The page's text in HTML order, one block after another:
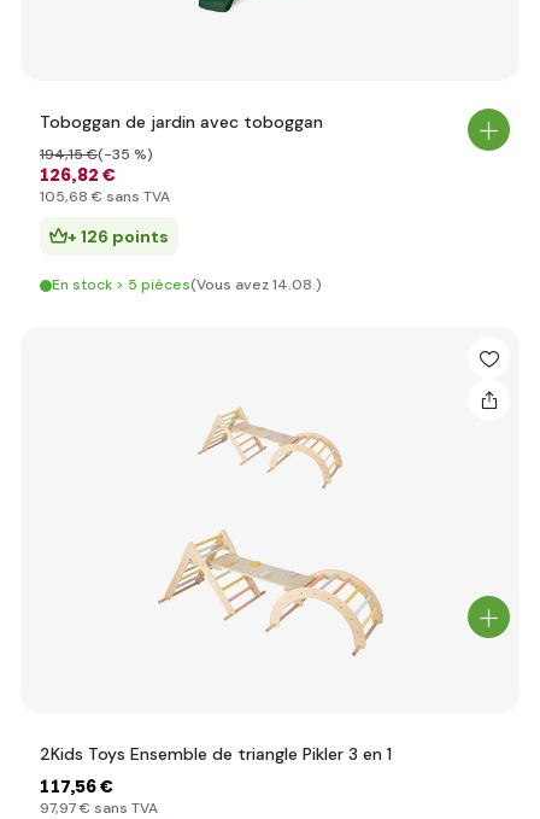
Toboggan de jardin avec toboggan
126,82 €
194,15 €(-35 %)
105,68 € sans TVA
+ 126 points
En stock > 5 pièces(Vous avez 14.08.)
2Kids Toys Ensemble de triangle Pikler 3 en 1
117,56 €
97,97 € sans TVA